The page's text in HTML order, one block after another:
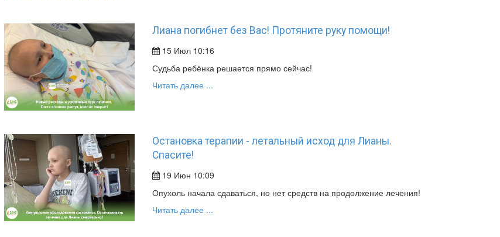
Лиана погибнет без Вас! Протяните руку помощи!
15 Июл 10:16
Судьба ребёнка решается прямо сейчас!
Читать далее ...
Остановка терапии - летальный исход для Лианы.
Спасите!
19 Июн 10:09
Опухоль начала сдаваться, но нет средств на продолжение лечения!
Читать далее ...